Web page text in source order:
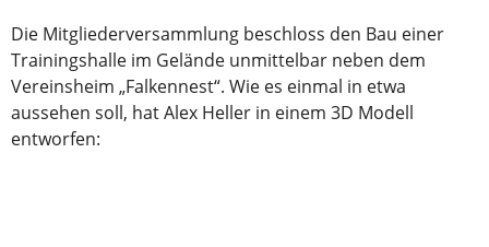
Die Mitgliederversammlung beschloss den Bau einer
Trainingshalle im Gelände unmittelbar neben dem
Vereinsheim „Falkennest“. Wie es einmal in etwa
aussehen soll, hat Alex Heller in einem 3D Modell
entworfen: